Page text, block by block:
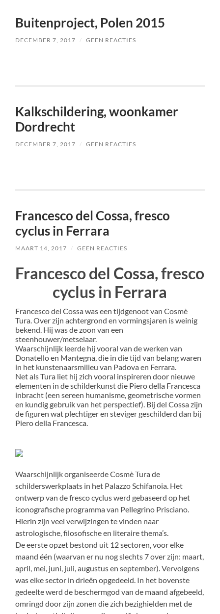
Buitenproject, Polen 2015
DECEMBER 7, 2017 / GEEN REACTIES
Kalkschildering, woonkamer
Dordrecht
DECEMBER 7, 2017 / GEEN REACTIES
Francesco del Cossa, fresco
cyclus in Ferrara
MAART 14, 2017 / GEEN REACTIES
Francesco del Cossa, fresco
cyclus in Ferrara
Francesco del Cossa was een tijdgenoot van Cosmè
Tura. Over zijn achtergrond en vormingsjaren is weinig
bekend. Hij was de zoon van een
steenhouwer/metselaar.
Waarschijnlijk leerde hij vooral van de werken van
Donatello en Mantegna, die in die tijd van belang waren
in het kunstenaarsmilieu van Padova en Ferrara.
Net als Tura liet hij zich vooral inspireren door nieuwe
elementen in de schilderkunst die Piero della Francesca
inbracht (een sereen humanisme, geometrische vormen
en kundig gebruik van het perspectief). Bij del Cossa zijn
de figuren wat plechtiger en steviger geschilderd dan bij
Piero della Francesca.
Waarschijnlijk organiseerde Cosmè Tura de
schilderswerkplaats in het Palazzo Schifanoia. Het
ontwerp van de fresco cyclus werd gebaseerd op het
iconografische programma van Pellegrino Prisciano.
Hierin zijn veel verwijzingen te vinden naar
astrologische, filosofische en literaire thema’s.
De eerste opzet bestond uit 12 sectoren, voor elke
maand één (waarvan er nu nog slechts 7 over zijn: maart,
april, mei, juni, juli, augustus en september). Vervolgens
was elke sector in drieën opgedeeld. In het bovenste
gedeelte werd de beschermgod van de maand afgebeeld,
omringd door zijn zonen die zich bezighielden met de